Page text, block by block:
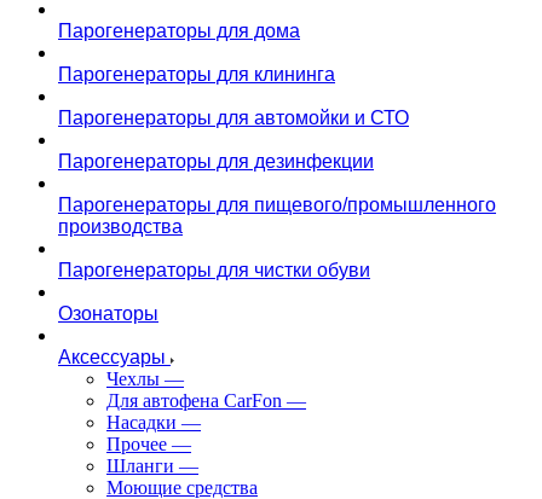
Парогенераторы для дома
Парогенераторы для клининга
Парогенераторы для автомойки и СТО
Парогенераторы для дезинфекции
Парогенераторы для пищевого/промышленного
производства
Парогенераторы для чистки обуви
Озонаторы
Аксессуары
Чехлы —
Для автофена CarFon —
Насадки —
Прочее —
Шланги —
Моющие средства